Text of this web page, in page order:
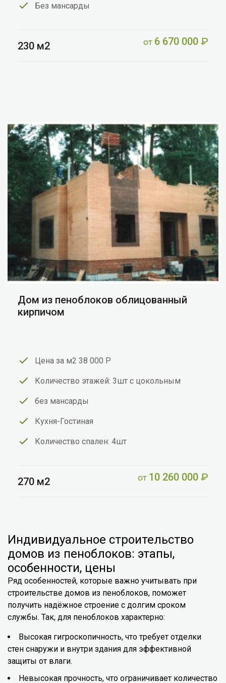
Без мансарды
230 м2 от 6 670 000 ₽
Дом из пеноблоков облицованный
кирпичом
Цена за м2 38 000 Р
Количество этажей: 3шт с цокольным
без мансарды
Кухня-Гостиная
Количество спален: 4шт
270 м2 от 10 260 000 ₽
Индивидуальное строительство
домов из пеноблоков: этапы,
особенности, цены
Ряд особенностей, которые важно учитывать при
строительстве домов из пеноблоков, поможет
получить надёжное строение с долгим сроком
службы. Так, для пеноблоков характерно:
Высокая гигроскопичность, что требует отделки
стен снаружи и внутри здания для эффективной
защиты от влаги.
Невысокая прочность, что ограничивает количество